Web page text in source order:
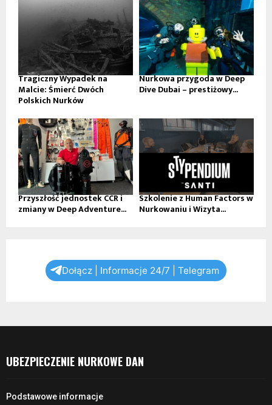
Tragiczny Wypadek na
Malcie: Śmierć Dwóch
Polskich Nurków
Nurkowa przygoda w Deep
Dive Dubai – prestiżowy...
Przyszłość jednostek CCR i
zmiany w Deep Adventure...
Szkolenie z Human Factors w
Nurkowaniu i Wizyta...
Dołącz | Informacje 24/7 | Telegram
UBEZPIECZENIE NURKOWE DAN
Podstawowe informacje